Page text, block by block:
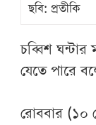
ছবি: প্রতীকি
চব্বিশ ঘন্টার
যেতে পারে
রোববার (১০